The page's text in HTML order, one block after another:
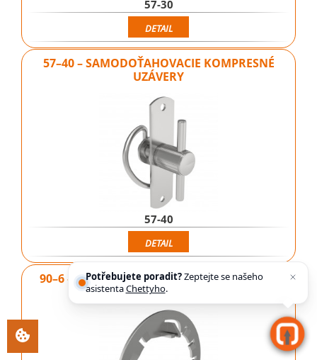
57-30
DETAIL
57–40 – SAMODOŤAHOVACIE KOMPRESNÉ
UZÁVERY
57-40
DETAIL
90–6 – VISE ACTION® OZUBENÁ PODLOŽKA
PRE…
Potřebujete poradit?Zeptejte se našeho
asistentaChettyho.